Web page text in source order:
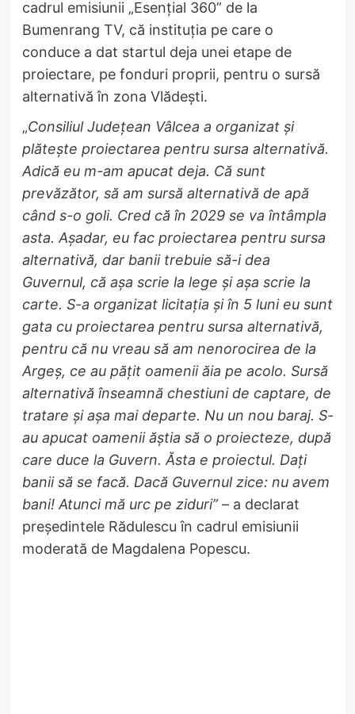
cadrul emisiunii „Esențial 360” de la
Bumenrang TV, că instituția pe care o
conduce a dat startul deja unei etape de
proiectare, pe fonduri proprii, pentru o sursă
alternativă în zona Vlădești.
„Consiliul Județean Vâlcea a organizat și
plătește proiectarea pentru sursa alternativă.
Adică eu m-am apucat deja. Că sunt
prevăzător, să am sursă alternativă de apă
când s-o goli. Cred că în 2029 se va întâmpla
asta. Așadar, eu fac proiectarea pentru sursa
alternativă, dar banii trebuie să-i dea
Guvernul, că așa scrie la lege și așa scrie la
carte. S-a organizat licitația și în 5 luni eu sunt
gata cu proiectarea pentru sursa alternativă,
pentru că nu vreau să am nenorocirea de la
Argeș, ce au pățit oamenii ăia pe acolo. Sursă
alternativă înseamnă chestiuni de captare, de
tratare și așa mai departe. Nu un nou baraj. S-
au apucat oamenii ăștia să o proiecteze, după
care duce la Guvern. Ăsta e proiectul. Dați
banii să se facă. Dacă Guvernul zice: nu avem
bani! Atunci mă urc pe ziduri”– a declarat
președintele Rădulescu în cadrul emisiunii
moderată de Magdalena Popescu.